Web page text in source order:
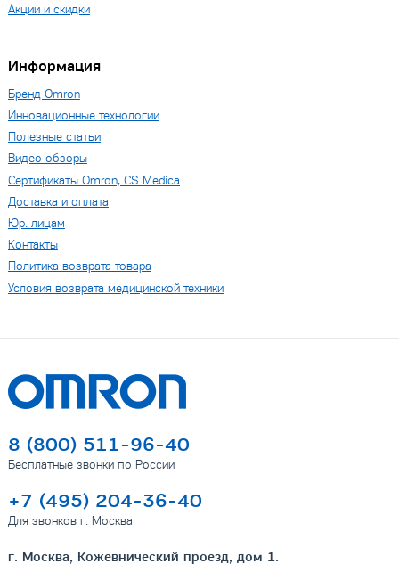
Акции и скидки
Информация
Бренд Omron
Инновационные технологии
Полезные статьи
Видео обзоры
Сертификаты Omron, CS Medica
Доставка и оплата
Юр. лицам
Контакты
Политика возврата товара
Условия возврата медицинской техники
8 (800) 511-96-40
Бесплатные звонки по России
+7 (495) 204-36-40
Для звонков г. Москва
г. Москва, Кожевнический проезд, дом 1.